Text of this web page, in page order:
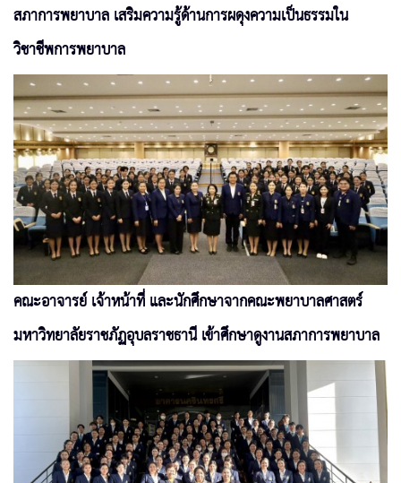
สภาการพยาบาล เสริมความรู้ด้านการผดุงความเป็นธรรมใน
วิชาชีพการพยาบาล
คณะอาจารย์ เจ้าหน้าที่ และนักศึกษาจากคณะพยาบาลศาสตร์
มหาวิทยาลัยราชภัฏอุบลราชธานี เข้าศึกษาดูงานสภาการพยาบาล